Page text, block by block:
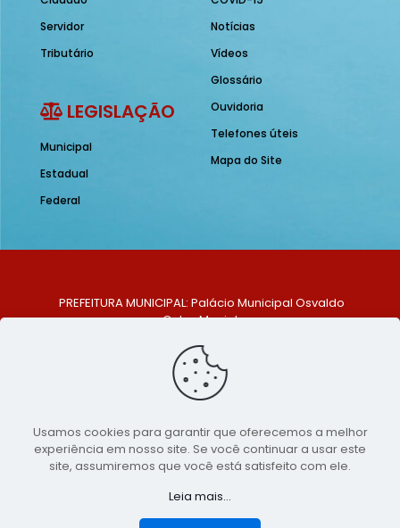
Servidor
Tributário
LEGISLAÇÃO
Municipal
Estadual
Federal
Notícias
Vídeos
Glossário
Ouvidoria
Telefones úteis
Mapa do Site
PREFEITURA MUNICIPAL: Palácio Municipal Osvaldo
Celso Maciel
Centro, São Bento do Una - PE. CEP: 553370-128
TELEFONE: (81) 99548-1569
E-MAIL: ouvidoria@saobentodouna.pe.gov.br
Copyright 2021-2026 - Assessoria de Comunicação da
Prefeitura de São Bento do Una - PE
publicidadeLumusWeb - Agência Digital
Usamos cookies para garantir que oferecemos a melhor
experiência em nosso site. Se você continuar a usar este
site, assumiremos que você está satisfeito com ele.
Leia mais...